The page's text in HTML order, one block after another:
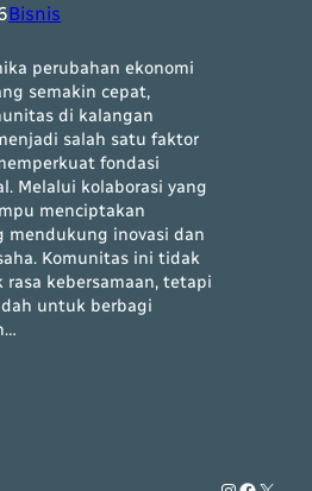
Bisnis
perubahan ekonomi
semakin cepat,
di kalangan
salah satu faktor
fondasi
Melalui kolaborasi yang
menciptakan
mendukung inovasi dan
Komunitas ini tidak
rasa kebersamaan, tetapi
untuk berbagi